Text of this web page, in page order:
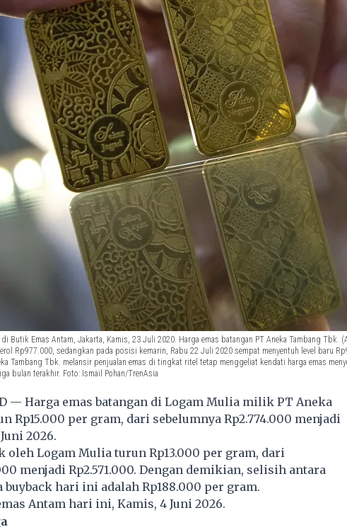
Butik Emas Antam, Jakarta, Kamis, 23 Juli 2020. Harga emas batangan PT Aneka Tambang
Rp977.000, sedangkan pada posisi kemarin, Rabu 22 Juli 2020 sempat menyentuh level baru
Tambang Tbk. melansir penjualan emas di tingkat ritel tetap menggeliat kendati harga emas
bulan terakhir. Foto: Ismail Pohan/TrenAsia
— Harga emas batangan di Logam Mulia milik PT Aneka
Rp15.000 per gram, dari sebelumnya Rp2.774.000 menjadi
2026.
oleh Logam Mulia turun Rp13.000 per gram, dari
menjadi Rp2.571.000. Dengan demikian, selisih antara
buyback hari ini adalah Rp188.000 per gram.
Antam hari ini, Kamis, 4 Juni 2026.